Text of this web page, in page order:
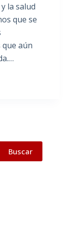
la salud
que se
aún
Buscar